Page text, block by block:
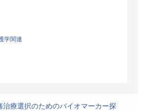
学関連
治療選択のためのバイオマーカー探